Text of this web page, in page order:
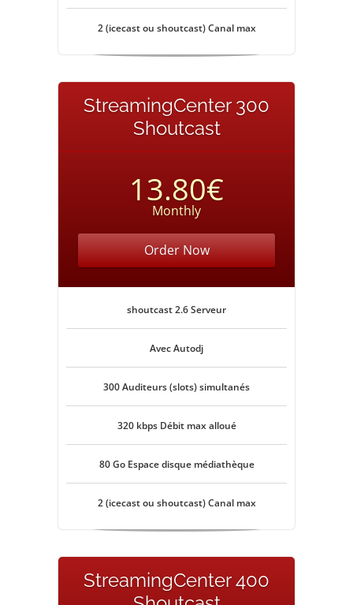
2 (icecast ou shoutcast) Canal max
StreamingCenter 300
Shoutcast
13.80€
Monthly
Order Now
shoutcast 2.6 Serveur
Avec Autodj
300 Auditeurs (slots) simultanés
320 kbps Débit max alloué
80 Go Espace disque médiathèque
2 (icecast ou shoutcast) Canal max
StreamingCenter 400